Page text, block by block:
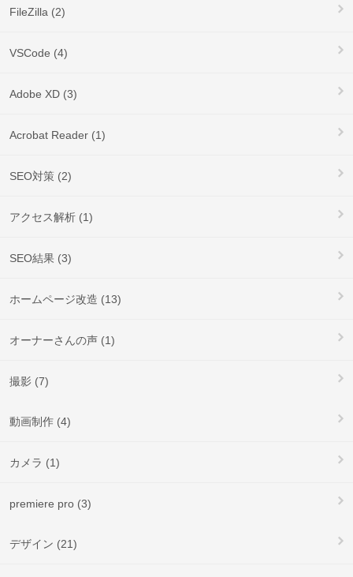
FileZilla (2)
VSCode (4)
Adobe XD (3)
Acrobat Reader (1)
SEO対策 (2)
アクセス解析 (1)
SEO結果 (3)
ホームページ改造 (13)
オーナーさんの声 (1)
撮影 (7)
動画制作 (4)
カメラ (1)
premiere pro (3)
デザイン (21)